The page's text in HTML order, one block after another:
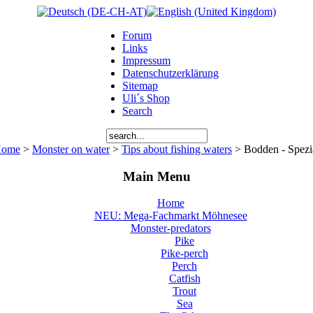
Forum
Links
Impressum
Datenschutzerklärung
Sitemap
Uli´s Shop
Search
> Monster on water> Tips about fishing waters > Bodden -
Main Menu
Home
NEU: Mega-Fachmarkt Möhnesee
Monster-predators
Pike
Pike-perch
Perch
Catfish
Trout
Sea